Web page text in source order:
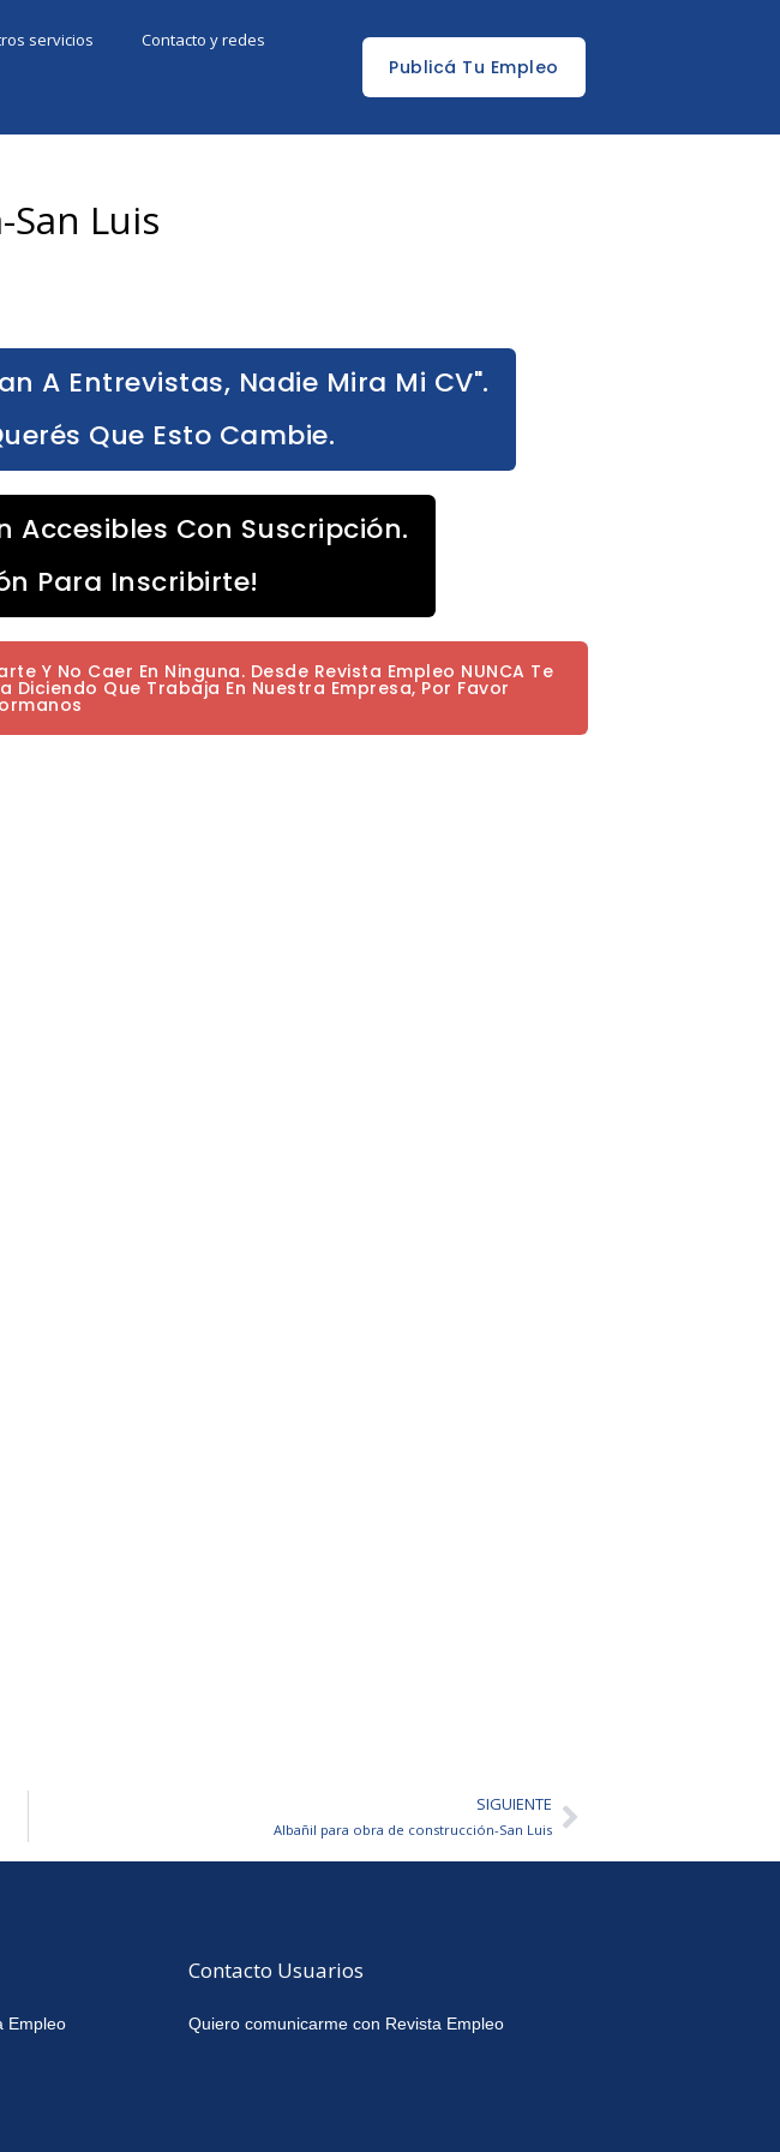
servicios Contacto y redes
Publicá Tu Empleo
Luis
A Entrevistas, Nadie Mira Mi CV".
Que Esto Cambie.
Accesibles Con Suscripción.
Para Inscribirte!
Y No Caer En Ninguna. Desde Revista Empleo NUNCA Te
Diciendo Que Trabaja En Nuestra Empresa, Por Favor
SIGUIENTE
Albañil para obra de construcción-San LuisSiguiente
Empleo
Contacto Usuarios
Quiero comunicarme con Revista Empleo